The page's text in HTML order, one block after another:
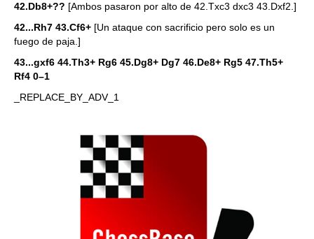
42.Db8+?? [Ambos pasaron por alto de 42.Txc3 dxc3 43.Dxf2.]
42...Rh7 43.Cf6+ [Un ataque con sacrificio pero solo es un
fuego de paja.]
43...gxf6 44.Th3+ Rg6 45.Dg8+ Dg7 46.De8+ Rg5 47.Th5+
Rf4 0–1
_REPLACE_BY_ADV_1